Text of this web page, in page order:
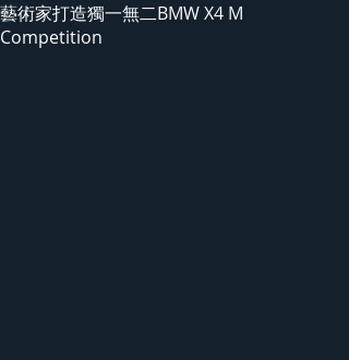
藝術家打造獨一無二BMW X4 M
Competition